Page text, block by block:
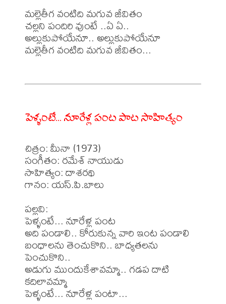
మల్లెతీగ వంటిది మగువ జీవితం
చల్లని పందిరి వుంటే ..ఏ ఏ..
అల్లుకుపోయేనూ.. అల్లుకుపోయేనూ
మల్లెతీగ వంటిది మగువ జీవితం...
పెళ్ళంటే... నూరేళ్ల పంట పాట సాహిత్యం
చిత్రం: మీనా (1973)
సంగీతం: రమేశ్ నాయుడు
సాహిత్యం: దాశరథి
గానం: యస్.పి.బాలు
పల్లవి:
పెళ్ళంటే... నూరేళ్ల పంట
అది పండాలి.. కోరుకున్న వారి ఇంట పండాలి
బంధాలను తెంచుకొని.. బాధ్యతలను
పెంచుకొని..
అడుగు ముందుకేశావమ్మా.. గడప దాటి
కదిలావమ్మా
పెళ్ళంటే... నూరేళ్ల పంటా...